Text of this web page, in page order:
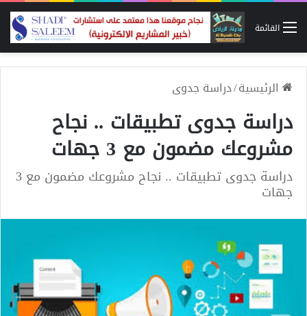
القائمة
الرئيسية/دراسة جدوى
دراسة جدوى تطبيقات .. نجاح
مشروعك مضمون مع 3 جهات
دراسة جدوى تطبيقات .. نجاح مشروعك مضمون مع 3
جهات